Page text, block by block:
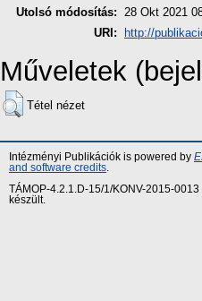
Utolsó módosítás: 28 Okt 2021
URI:
http://
Műveletek
Tétel nézet
Intézményi Publikációk is powered by
and software credits
TÁMOP-4.2.1.D-15/1/KONV-2015-
készült.